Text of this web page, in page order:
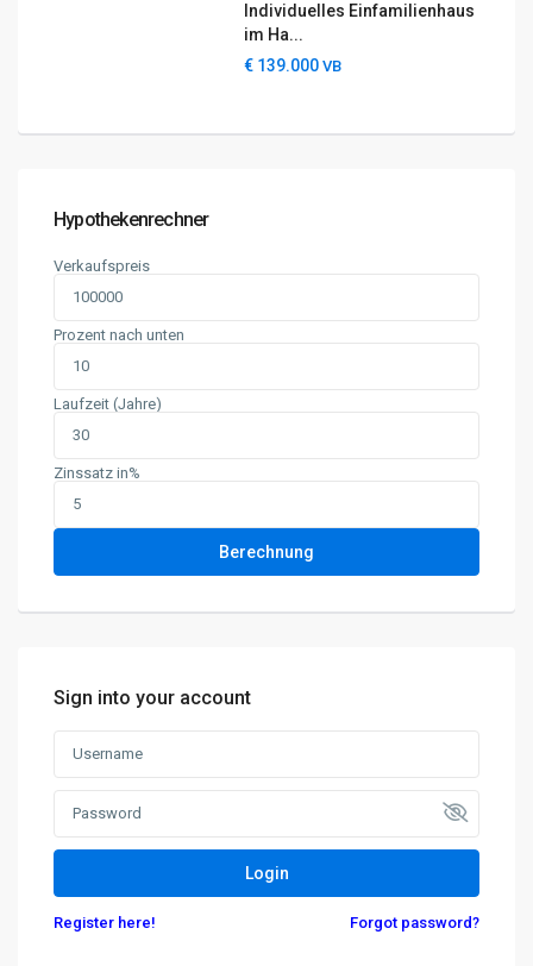
Individuelles Einfamilienhaus
im Ha...
€ 139.000VB
Hypothekenrechner
Verkaufspreis
Prozent nach unten
Laufzeit (Jahre)
Zinssatz in%
Berechnung
Sign into your account
Login
Register here! Forgot password?